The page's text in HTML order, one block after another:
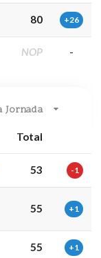
80 +26
NOP -
Jornada
Total
53 -1
55 +1
55 +1